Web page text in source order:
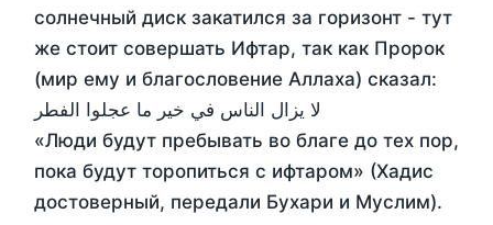
солнечный диск закатился за горизонт - тут
же стоит совершать Ифтар, так как Пророк
(мир ему и благословение Аллаха) сказал:
لا يزال الناس في خير ما عجلوا الفطر
«Люди будут пребывать во благе до тех пор,
пока будут торопиться с ифтаром» (Хадис
достоверный, передали Бухари и Муслим).